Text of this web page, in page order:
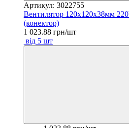
Артикул: 3022755
Вентилятор 120x120x38мм
(конектор)
1 023.88 грн/шт
від 5 шт